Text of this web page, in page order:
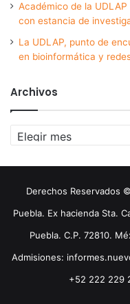
Académico de la
con estancia de
La UDLAP, punto de
en bioinformática y
Archivos
Archivos
Derechos Reservados
Puebla. Ex hacienda Sta.
Puebla. C.P. 72810.
Admisiones:
+52 222 229